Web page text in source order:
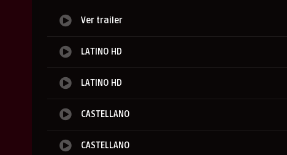
Ver trailer
LATINO HD
LATINO HD
CASTELLANO
CASTELLANO